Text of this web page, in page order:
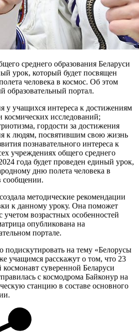
среднего образования Беларуси
урок, который будет посвящен
человека в космос. Об этом
образовательный портал.
у учащихся интереса к достижениям
космических исследований;
гордости за достижения
к людям, посвятившим свою жизнь
познавательного интереса к
учреждениях общего среднего
года будет проведен единый урок,
дню полета человека в
сообщении.
методические рекомендации
к данному уроку. Она поможет
учетом возрастных особенностей
опубликована на
портале.
подискутировать на тему «Белорусы
учащимся расскажут о том, что 23
суверенной Беларуси
с космодрома Байконур на
станцию в составе основного